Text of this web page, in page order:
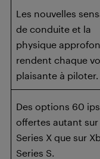
Les nouvelles
de conduite et la
physique
rendent chaque
plaisante à piloter.
Des options 60
offertes autant sur
Series X que sur
Series S.